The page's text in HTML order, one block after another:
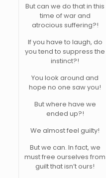
But can we do that in this
time of war and
atrocious suffering?!
If you have to laugh, do
you tend to suppress the
instinct?!
You look around and
hope no one saw you!
But where have we
ended up?!
We almost feel guilty!
But we can. In fact, we
must free ourselves from
guilt that isn’t ours!